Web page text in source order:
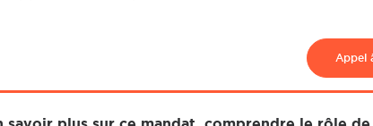
Appel